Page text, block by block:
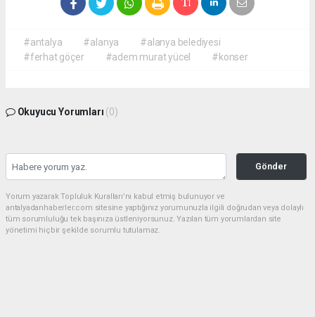
#antalya #alanya
#alanya belediyesi
#ferhat göçer
#adem murat yücel #konser
Okuyucu Yorumları (0)
Gönder
Yorum yazarak Topluluk Kuralları’nı kabul etmiş bulunuyor ve
antalyadanhaberler.com sitesine yaptığınız yorumunuzla ilgili doğrudan veya dolaylı
tüm sorumluluğu tek başınıza üstleniyorsunuz. Yazılan tüm yorumlardan site
yönetimi hiçbir şekilde sorumlu tutulamaz.